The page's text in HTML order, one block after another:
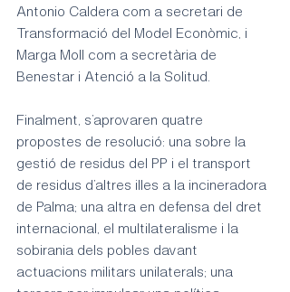
Antonio Caldera com a secretari de
Transformació del Model Econòmic, i
Marga Moll com a secretària de
Benestar i Atenció a la Solitud.
Finalment, s’aprovaren quatre
propostes de resolució: una sobre la
gestió de residus del PP i el transport
de residus d’altres illes a la incineradora
de Palma; una altra en defensa del dret
internacional, el multilateralisme i la
sobirania dels pobles davant
actuacions militars unilaterals; una